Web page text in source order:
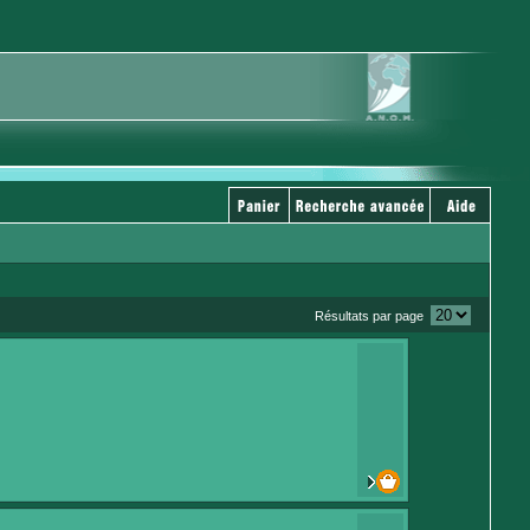
Résultats par page